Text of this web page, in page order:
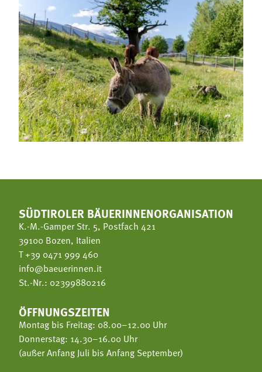
SÜDTIROLER BÄUERINNENORGANISATION
K.-M.-Gamper Str. 5, Postfach 421
39100 Bozen, Italien
T+39 0471 999 460
info@baeuerinnen.it
St.-Nr.: 02399880216
ÖFFNUNGSZEITEN
Montag bis Freitag: 08.00–12.00 Uhr
Donnerstag: 14.30–16.00 Uhr
(außer Anfang Juli bis Anfang September)